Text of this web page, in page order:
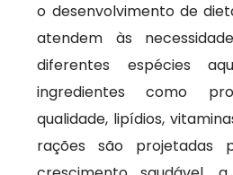
o desenvolvimento de
atendem às
diferentes espécies
ingredientes como
qualidade, lipídios,
rações são projetadas